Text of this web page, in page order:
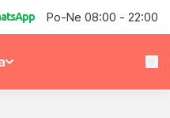
Po-Ne 08:00 - 22:00